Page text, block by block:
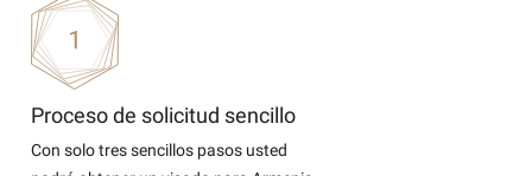
Proceso de solicitud sencillo
Con solo tres sencillos pasos usted